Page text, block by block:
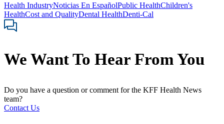
Health IndustryNoticias En EspañolPublic HealthChildren's
HealthCost and QualityDental HealthDenti-Cal
We Want To Hear From You
Do you have a question or comment for the KFF Health News
team?
Contact Us